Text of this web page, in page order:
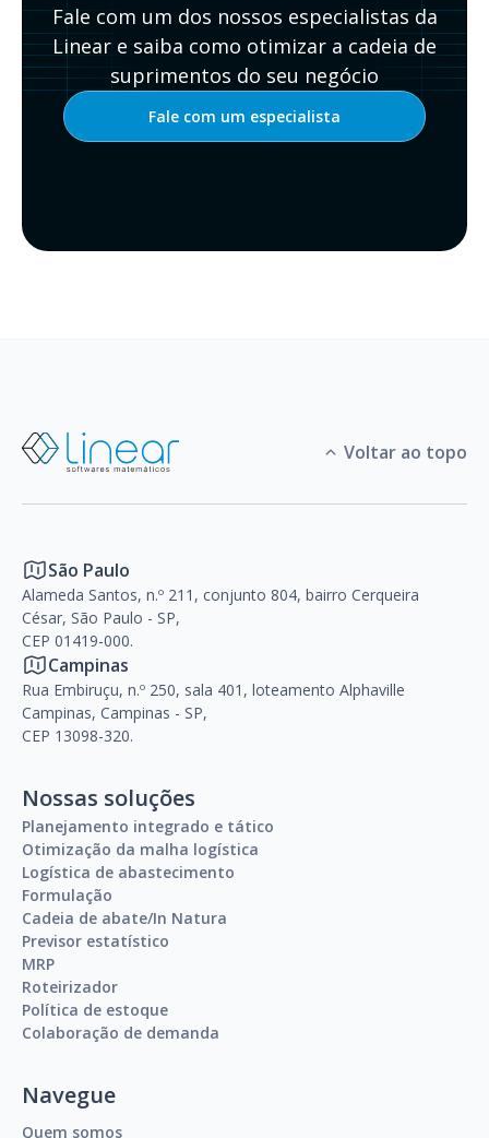
Fale com um dos nossos especialistas da
Linear e saiba como otimizar a cadeia de
suprimentos do seu negócio
Fale com um especialista
Voltar ao topo
São Paulo
Alameda Santos, n.º 211, conjunto 804, bairro Cerqueira
César, São Paulo - SP,
CEP 01419-000.
Campinas
Rua Embiruçu, n.º 250, sala 401, loteamento Alphaville
Campinas, Campinas - SP,
CEP 13098-320.
Nossas soluções
Planejamento integrado e tático
Otimização da malha logística
Logística de abastecimento
Formulação
Cadeia de abate/In Natura
Previsor estatístico
MRP
Roteirizador
Política de estoque
Colaboração de demanda
Navegue
Quem somos